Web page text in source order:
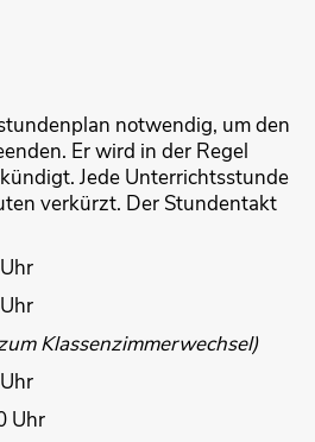
notwendig, um den
Er wird in der Regel
Jede Unterrichtsstunde
verkürzt. Der Stundentakt
Klassenzimmerwechsel)
Uhr